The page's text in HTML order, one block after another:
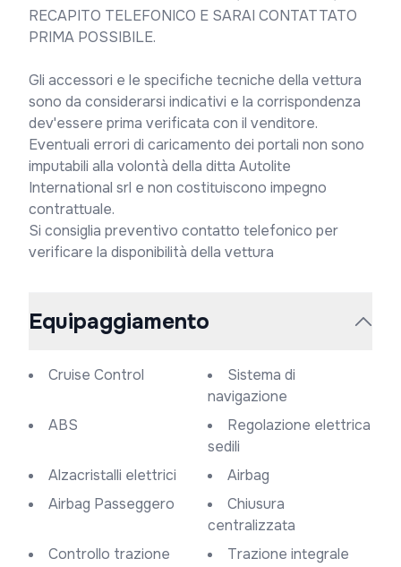
RECAPITO TELEFONICO E SARAI CONTATTATO
PRIMA POSSIBILE.
Gli accessori e le specifiche tecniche della vettura
sono da considerarsi indicativi e la corrispondenza
dev'essere prima verificata con il venditore.
Eventuali errori di caricamento dei portali non sono
imputabili alla volontà della ditta Autolite
International srl e non costituiscono impegno
contrattuale.
Si consiglia preventivo contatto telefonico per
verificare la disponibilità della vettura
Equipaggiamento
Cruise Control
Sistema di
navigazione
ABS
Regolazione elettrica
sedili
Alzacristalli elettrici
Airbag
Airbag Passeggero
Chiusura
centralizzata
Controllo trazione
Trazione integrale